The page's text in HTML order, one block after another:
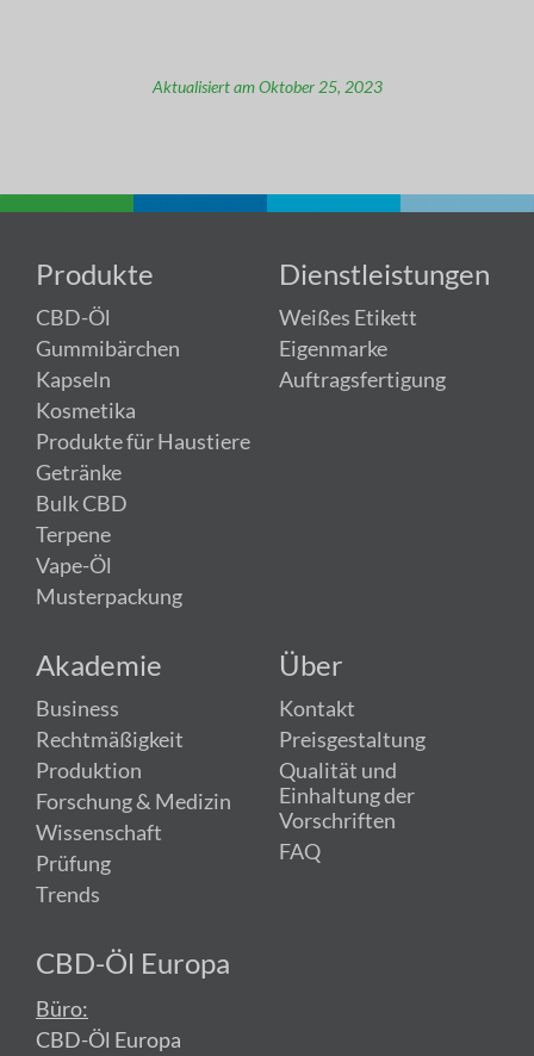
Aktualisiert am Oktober 25, 2023
Produkte
CBD-Öl
Gummibärchen
Kapseln
Kosmetika
Produkte für Haustiere
Getränke
Bulk CBD
Terpene
Vape-Öl
Musterpackung
Dienstleistungen
Weißes Etikett
Eigenmarke
Auftragsfertigung
Akademie
Business
Rechtmäßigkeit
Produktion
Forschung & Medizin
Wissenschaft
Prüfung
Trends
Über
Kontakt
Preisgestaltung
Qualität und
Einhaltung der
Vorschriften
FAQ
CBD-Öl Europa
Büro:
CBD-Öl Europa